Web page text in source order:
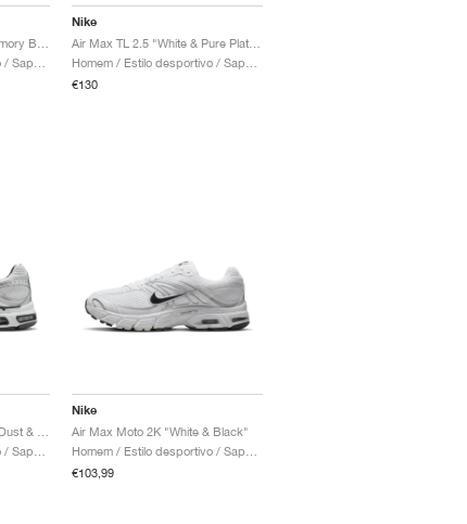
Nike
€130
Nike
Air Max Moto 2K "White & Black"
€103,99